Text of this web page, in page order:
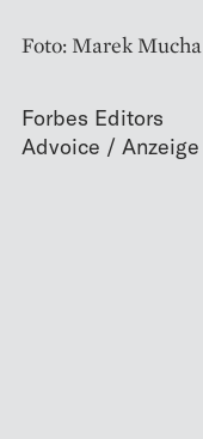
Foto: Marek Mucha
Forbes Editors